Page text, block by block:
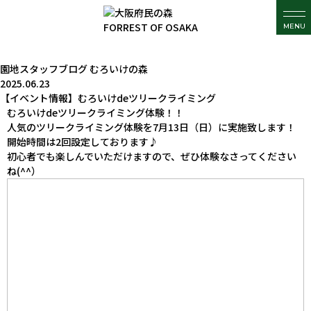
MENU
園地スタッフブログ むろいけの森
2025.06.23
【イベント情報】むろいけdeツリークライミング
むろいけdeツリークライミング体験！！
人気のツリークライミング体験を7月13日（日）に実施致します！
開始時間は2回設定しております♪
初心者でも楽しんでいただけますので、ぜひ体験なさってください
ね(^^）